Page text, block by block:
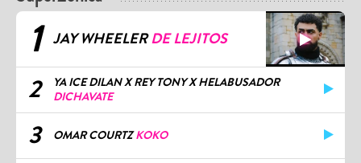
1 JAY WHEELERDE LEJITOS
2
YA ICE DILAN X REY TONY X HELABUSADOR
DICHAVATE
3 OMAR COURTZKOKO